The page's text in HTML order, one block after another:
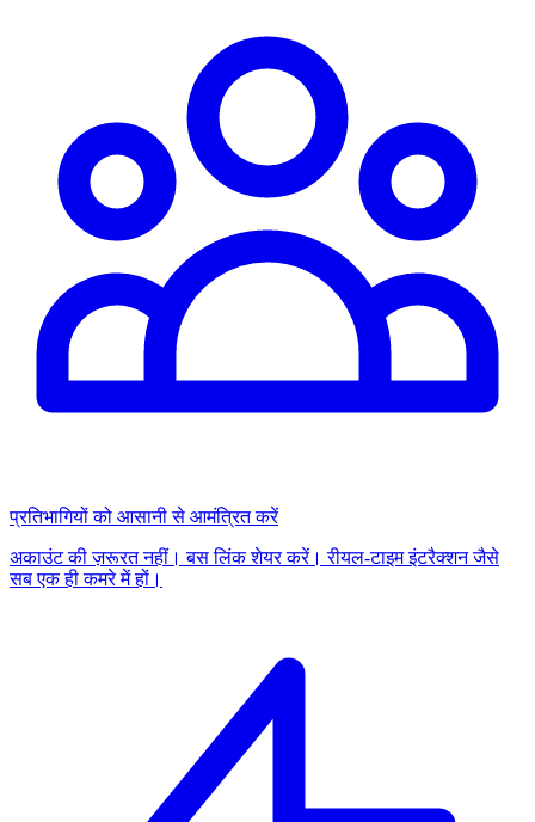
प्रतिभागियों को आसानी से आमंत्रित करें
अकाउंट की ज़रूरत नहीं। बस लिंक शेयर करें। रीयल-टाइम इंटरैक्शन जैसे
सब एक ही कमरे में हों।